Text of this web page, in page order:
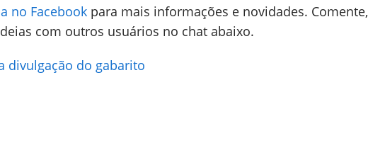
no Facebook para mais informações e novidades. Comente,
com outros usuários no chat abaixo.
divulgação do gabarito